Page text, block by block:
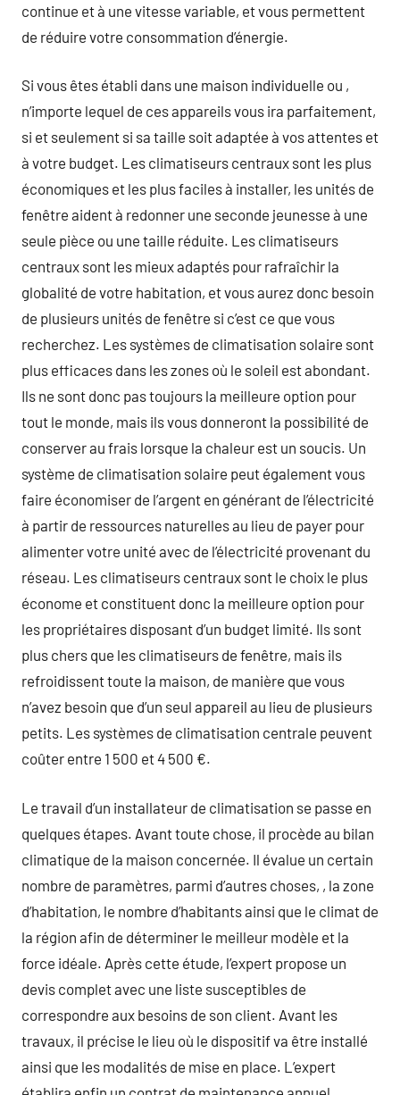
continue et à une vitesse variable, et vous permettent
de réduire votre consommation d’énergie.
Si vous êtes établi dans une maison individuelle ou ,
n’importe lequel de ces appareils vous ira parfaitement,
si et seulement si sa taille soit adaptée à vos attentes et
à votre budget. Les climatiseurs centraux sont les plus
économiques et les plus faciles à installer, les unités de
fenêtre aident à redonner une seconde jeunesse à une
seule pièce ou une taille réduite. Les climatiseurs
centraux sont les mieux adaptés pour rafraîchir la
globalité de votre habitation, et vous aurez donc besoin
de plusieurs unités de fenêtre si c’est ce que vous
recherchez. Les systèmes de climatisation solaire sont
plus efficaces dans les zones où le soleil est abondant.
Ils ne sont donc pas toujours la meilleure option pour
tout le monde, mais ils vous donneront la possibilité de
conserver au frais lorsque la chaleur est un soucis. Un
système de climatisation solaire peut également vous
faire économiser de l’argent en générant de l’électricité
à partir de ressources naturelles au lieu de payer pour
alimenter votre unité avec de l’électricité provenant du
réseau. Les climatiseurs centraux sont le choix le plus
économe et constituent donc la meilleure option pour
les propriétaires disposant d’un budget limité. Ils sont
plus chers que les climatiseurs de fenêtre, mais ils
refroidissent toute la maison, de manière que vous
n’avez besoin que d’un seul appareil au lieu de plusieurs
petits. Les systèmes de climatisation centrale peuvent
coûter entre 1 500 et 4 500 €.
Le travail d’un installateur de climatisation se passe en
quelques étapes. Avant toute chose, il procède au bilan
climatique de la maison concernée. Il évalue un certain
nombre de paramètres, parmi d’autres choses, , la zone
d’habitation, le nombre d’habitants ainsi que le climat de
la région afin de déterminer le meilleur modèle et la
force idéale. Après cette étude, l’expert propose un
devis complet avec une liste susceptibles de
correspondre aux besoins de son client. Avant les
travaux, il précise le lieu où le dispositif va être installé
ainsi que les modalités de mise en place. L’expert